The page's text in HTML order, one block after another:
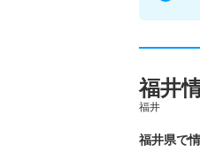
福井
福井
福井県で